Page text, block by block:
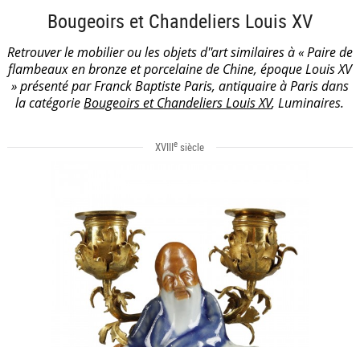
Bougeoirs et Chandeliers Louis XV
Retrouver le mobilier ou les objets d''art similaires à « Paire de
flambeaux en bronze et porcelaine de Chine, époque Louis XV
» présenté par Franck Baptiste Paris, antiquaire à Paris dans
la catégorieBougeoirs et Chandeliers Louis XV, Luminaires.
XVIIIe siècle